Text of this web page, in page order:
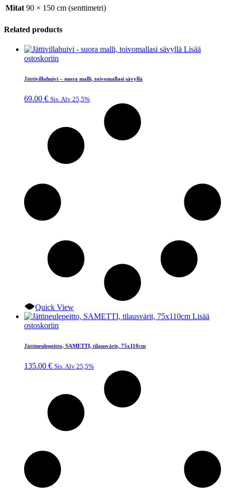
Mitat 90 × 150 cm (senttimetri)
Related products
Lisää
ostoskoriin
Jättivillahuivi – suora malli, toivomallasi sävyllä
69.00 € Sis. Alv 25,5%
Quick View
Lisää
ostoskoriin
Jättineulepeitto, SAMETTI, tilausvärit, 75x110cm
135.00 € Sis. Alv 25,5%